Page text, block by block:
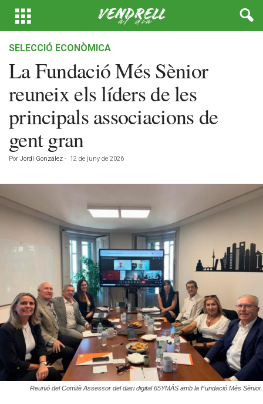
SELECCIÓ ECONÒMICA
La Fundació Més Sènior
reuneix els líders de les
principals associacions de
gent gran
Por Jordi González - 12 de juny de 2026
Reunió del Comitè Assessor del diari digital 65YMÁS amb la Fundació Més Sènior.